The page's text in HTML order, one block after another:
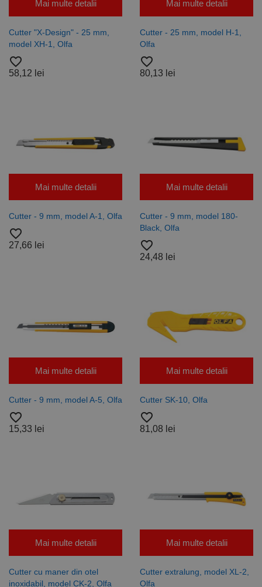
Mai multe detalii
Cutter "X-Design" - 25 mm,
model XH-1, Olfa
favorite_border
58,12 lei
Mai multe detalii
Cutter - 25 mm, model H-1,
Olfa
favorite_border
80,13 lei
Mai multe detalii
Cutter - 9 mm, model A-1, Olfa
favorite_border
27,66 lei
Mai multe detalii
Cutter - 9 mm, model 180-
Black, Olfa
favorite_border
24,48 lei
Mai multe detalii
Cutter - 9 mm, model A-5, Olfa
favorite_border
15,33 lei
Mai multe detalii
Cutter SK-10, Olfa
favorite_border
81,08 lei
Mai multe detalii
Cutter cu maner din otel
inoxidabil, model CK-2, Olfa
Mai multe detalii
Cutter extralung, model XL-2,
Olfa